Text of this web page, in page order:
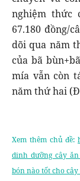
nghiệm thức
67.180 đồng/
dõi qua năm
của bã
mía vẫn còn
năm thứ hai
Xem thêm chủ đề:
dinh dưỡng cây
bón nào tốt cho